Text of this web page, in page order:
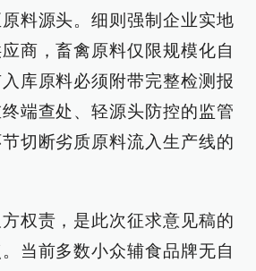
料源头。细则强制企业实地
商，畜禽原料仅限规模化自
库原料必须附带完整检测报
端查处、轻源头防控的监管
切断劣质原料流入生产线的
权责，是此次征求意见稿的
当前多数小众辅食品牌无自